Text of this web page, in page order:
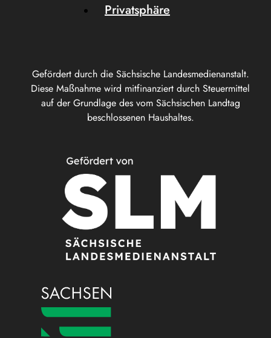
Gefördert durch die Sächsische Landesmedienanstalt.
Diese Maßnahme wird mitfinanziert durch Steuermittel
auf der Grundlage des vom Sächsischen Landtag
beschlossenen Haushaltes.
Privatsphäre